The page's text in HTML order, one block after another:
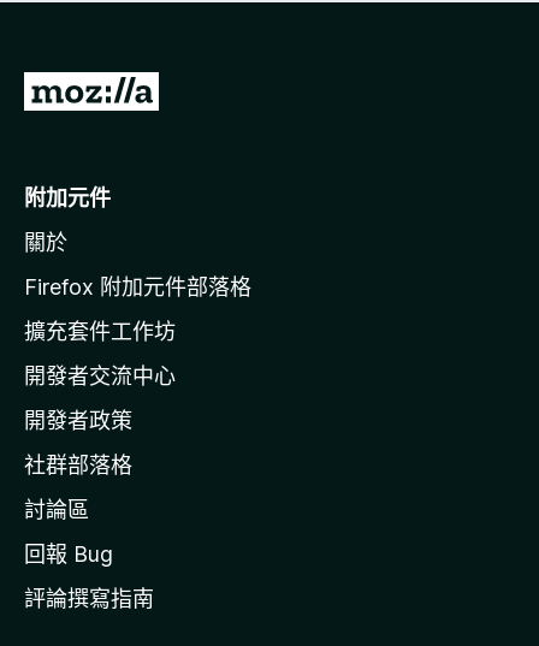
有
前
o
i
l
a
官
網
附加元件
關於
Firefox 附加元件部落格
擴充套件工作坊
開發者交流中心
開發者政策
社群部落格
討論區
回報 Bug
評論撰寫指南